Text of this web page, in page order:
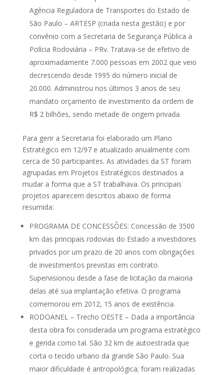
Agência Reguladora de Transportes do Estado de
São Paulo – ARTESP (criada nesta gestão) e por
convênio com a Secretaria de Segurança Pública a
Polícia Rodoviária – PRv. Tratava-se de efetivo de
aproximadamente 7.000 pessoas em 2002 que veio
decrescendo desde 1995 do número inicial de
20.000. Administrou nos últimos 3 anos de seu
mandato orçamento de investimento da ordem de
R$ 2 bilhões, sendo metade de origem privada.
Para gerir a Secretaria foi elaborado um Plano
Estratégico em 12/97 e atualizado anualmente com
cerca de 50 participantes. As atividades da ST foram
agrupadas em Projetos Estratégicos destinados a
mudar a forma que a ST trabalhava. Os principais
projetos aparecem descritos abaixo de forma
resumida:
PROGRAMA DE CONCESSÕES: Concessão de 3500
km das principais rodovias do Estado a investidores
privados por um prazo de 20 anos com obrigações
de investimentos previstas em contrato.
Supervisionou desde a fase de licitação da maioria
delas até sua implantação efetiva. O programa
comemorou em 2012, 15 anos de existência.
RODOANEL – Trecho OESTE – Dada a importância
desta obra foi considerada um programa estratégico
e gerida como tal. São 32 km de autoestrada que
corta o tecido urbano da grande São Paulo. Sua
maior dificuldade é antropológica; foram realizadas